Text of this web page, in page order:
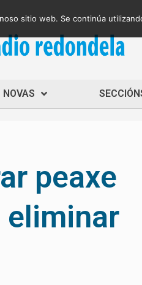
NOVAS
peaxe
eliminar
sitio web. Se continúa